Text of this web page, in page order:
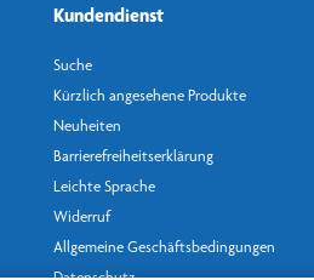
Kundendienst
Suche
Kürzlich angesehene Produkte
Neuheiten
Barrierefreiheitserklärung
Leichte Sprache
Widerruf
Allgemeine Geschäftsbedingungen